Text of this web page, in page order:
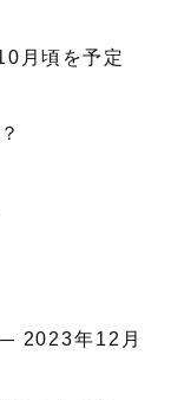
月頃を予定
2023年12月